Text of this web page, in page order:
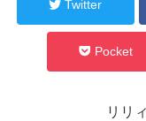
Twitter
Pocket
リリ